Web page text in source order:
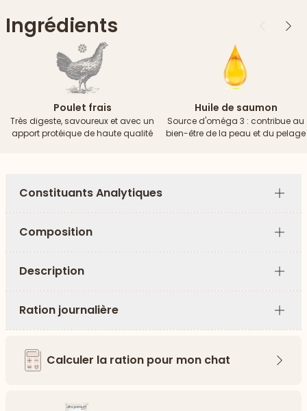
Ingrédients Précédent
Poulet frais
Très digeste, savoureux et avec un
apport protéique de haute qualité
Huile de saumon
Source d'oméga 3 : contribue au
bien-être de la peau et du pelage
Constituants Analytiques
Plus
Composition
Plus
Description
Plus
Ration journalière
Plus
Calculer la ration pour mon chat